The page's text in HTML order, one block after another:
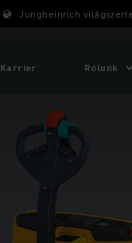
Jungheinrich világszerte
Karrier Rólunk